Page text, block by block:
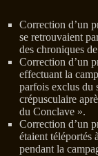
Correction d’un
se retrouvaient
des chroniques
Correction d’un
effectuant la
parfois exclus du
crépusculaire
du Conclave ».
Correction d’un
étaient téléportés
pendant la